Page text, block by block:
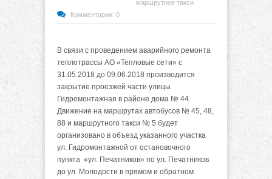
маршрутное такси
Комментарии: 0
В связи с проведением аварийного ремонта
теплотрассы АО «Тепловые сети» с
31.05.2018 до 09.06.2018 производится
закрытие проезжей части улицы
Гидромонтажная в районе дома № 44.
Движение на маршрутах автобусов № 45, 48,
88 и маршрутного такси № 5 будет
организовано в объезд указанного участка
ул. Гидромонтажной от остановочного
пункта «ул. Печатников» по ул. Печатников
до ул. Молодости в прямом и обратном